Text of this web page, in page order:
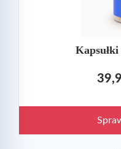
Kapsułki